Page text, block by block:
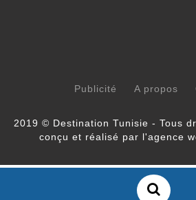
Publicité A propos
2019 © Destination Tunisie - Tous
conçu et réalisé par l'agence